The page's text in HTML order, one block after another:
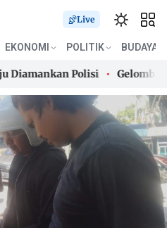
Live
EKONOMI POLITIK BUDAYA
Polisi Gelombang
Polisi Gelombang